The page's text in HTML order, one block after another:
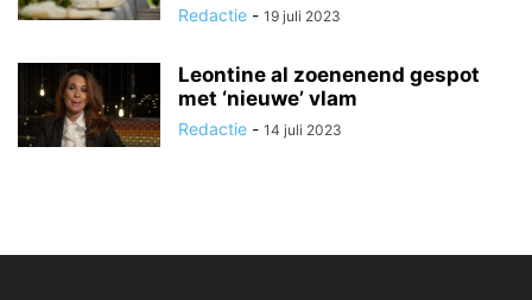
Redactie - 19 juli 2023
Leontine al zoenenend gespot
met ‘nieuwe’ vlam
Redactie - 14 juli 2023